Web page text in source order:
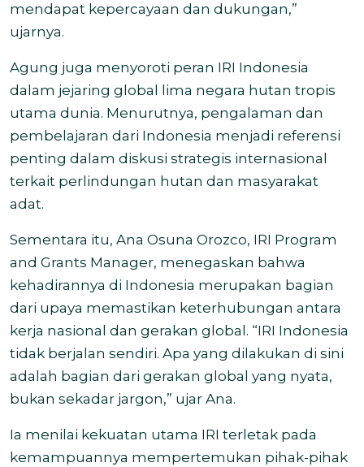
mendapat kepercayaan dan dukungan,”
ujarnya.
Agung juga menyoroti peran IRI Indonesia
dalam jejaring global lima negara hutan tropis
utama dunia. Menurutnya, pengalaman dan
pembelajaran dari Indonesia menjadi referensi
penting dalam diskusi strategis internasional
terkait perlindungan hutan dan masyarakat
adat.
Sementara itu, Ana Osuna Orozco, IRI Program
and Grants Manager, menegaskan bahwa
kehadirannya di Indonesia merupakan bagian
dari upaya memastikan keterhubungan antara
kerja nasional dan gerakan global. “IRI Indonesia
tidak berjalan sendiri. Apa yang dilakukan di sini
adalah bagian dari gerakan global yang nyata,
bukan sekadar jargon,” ujar Ana.
Ia menilai kekuatan utama IRI terletak pada
kemampuannya mempertemukan pihak-pihak